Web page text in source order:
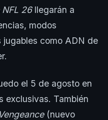
26llegarán a
modos
como ADN de
el 5 de agosto en
exclusivas. También
(nuevo